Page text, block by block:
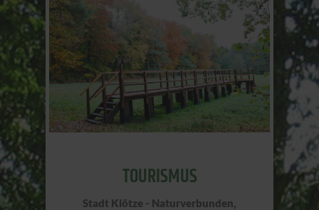
TOURISMUS
Stadt Klötze - Naturverbunden,